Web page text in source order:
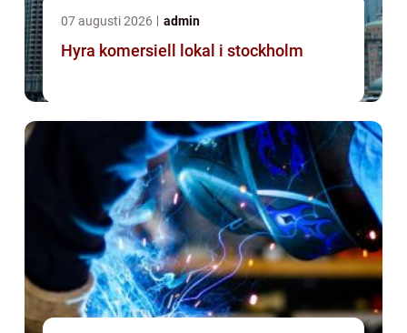
07 augusti 2026 admin
Hyra komersiell lokal i stockholm